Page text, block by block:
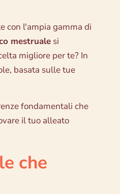
con l'ampia gamma di
mestrualesi
migliore per te? In
basata sulle tue
fondamentali che
il tuo alleato
che